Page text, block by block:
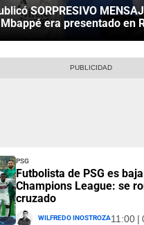
SORPRESIVO
era presentado en
PSG
Futbolista de PSG es
Champions League: se
cruzado
Wilfredo Inostroza11:00 |